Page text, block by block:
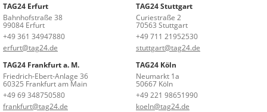
TAG24 Erfurt
Bahnhofstraße 38
99084 Erfurt
+49 361 34947880
erfurt@tag24.de
TAG24 Stuttgart
Curiestraße 2
70563 Stuttgart
+49 711 21952530
stuttgart@tag24.de
TAG24 Frankfurt a. M.
Friedrich-Ebert-Anlage 36
60325 Frankfurt am Main
+49 69 348750580
frankfurt@tag24.de
TAG24 Köln
Neumarkt 1a
50667 Köln
+49 221 98651990
koeln@tag24.de